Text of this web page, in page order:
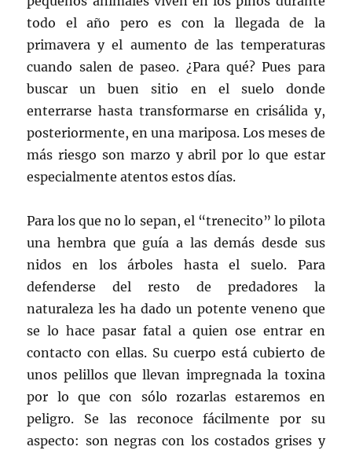
todo el año pero es con la llegada de la
primavera y el aumento de las temperaturas
cuando salen de paseo. ¿Para qué? Pues para
buscar un buen sitio en el suelo donde
enterrarse hasta transformarse en crisálida y,
posteriormente, en una mariposa. Los meses de
más riesgo son marzo y abril por lo que estar
especialmente atentos estos días.
Para los que no lo sepan, el “trenecito” lo pilota
una hembra que guía a las demás desde sus
nidos en los árboles hasta el suelo. Para
defenderse del resto de predadores la
naturaleza les ha dado un potente veneno que
se lo hace pasar fatal a quien ose entrar en
contacto con ellas. Su cuerpo está cubierto de
unos pelillos que llevan impregnada la toxina
por lo que con sólo rozarlas estaremos en
peligro. Se las reconoce fácilmente por su
aspecto: son negras con los costados grises y